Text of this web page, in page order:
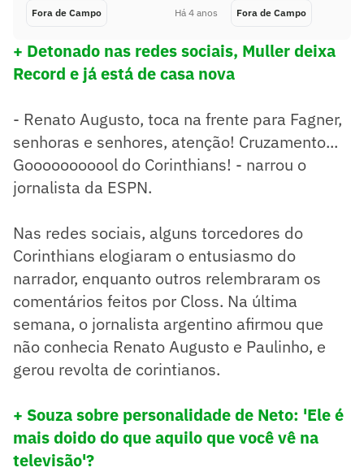
Fora de Campo Há 4 anos Fora de Campo
+ Detonado nas redes sociais, Muller deixa
Record e já está de casa nova
- Renato Augusto, toca na frente para Fagner,
senhoras e senhores, atenção! Cruzamento...
Gooooooooool do Corinthians! - narrou o
jornalista da ESPN.
Nas redes sociais, alguns torcedores do
Corinthians elogiaram o entusiasmo do
narrador, enquanto outros relembraram os
comentários feitos por Closs. Na última
semana, o jornalista argentino afirmou que
não conhecia Renato Augusto e Paulinho, e
gerou revolta de corintianos.
+ Souza sobre personalidade de Neto: 'Ele é
mais doido do que aquilo que você vê na
televisão'?